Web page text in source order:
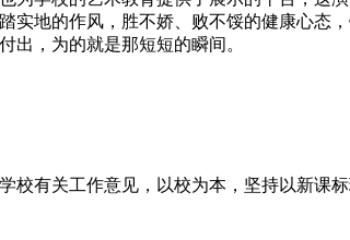
实地的作风，胜不娇、败不馁的健康心
出，为的就是那短短的瞬间。
校有关工作意见，以校为本，坚持以新